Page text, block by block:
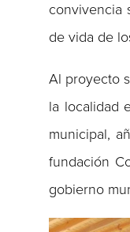
convivencia
de vida de
Al proyecto
la localidad
municipal,
fundación
gobierno